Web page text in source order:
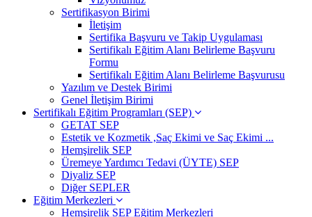
Sertifikasyon Birimi
İletişim
Sertifika Başvuru ve Takip Uygulaması
Sertifikalı Eğitim Alanı Belirleme Başvuru
Formu
Sertifikalı Eğitim Alanı Belirleme Başvurusu
Yazılım ve Destek Birimi
Genel İletişim Birimi
Sertifikalı Eğitim Programları (SEP)
GETAT SEP
Estetik ve Kozmetik ,Saç Ekimi ve Saç Ekimi ...
Hemşirelik SEP
Üremeye Yardımcı Tedavi (ÜYTE) SEP
Diyaliz SEP
Diğer SEPLER
Eğitim Merkezleri
Hemşirelik SEP Eğitim Merkezleri